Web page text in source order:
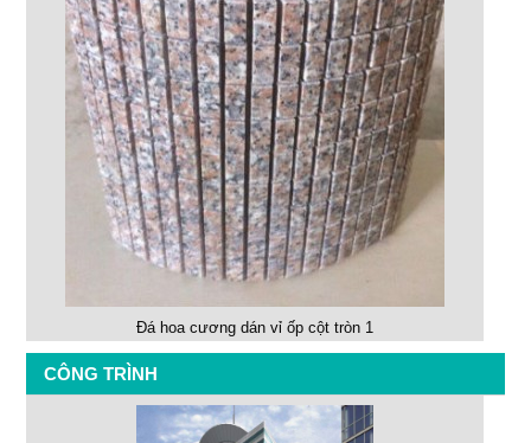
Đá hoa cương dán vỉ ốp cột tròn 1
CÔNG TRÌNH